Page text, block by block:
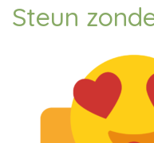
Steun